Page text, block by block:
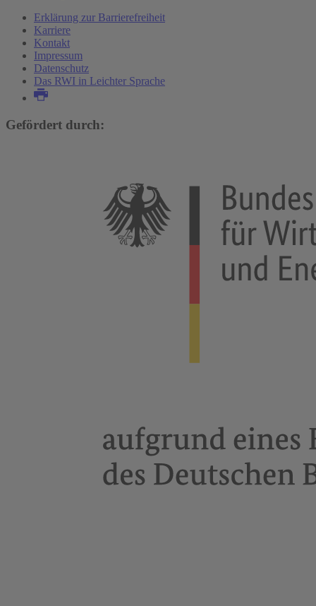
Erklärung zur Barrierefreiheit
Karriere
Kontakt
Impressum
Datenschutz
Das RWI in Leichter Sprache
Gefördert durch: